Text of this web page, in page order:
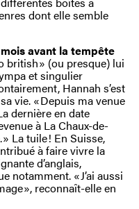
dont elle semble
avant la tempête
british » (ou presque) lui
et singulier
Hannah s’est
vie. « Depuis ma venue
dernière en date
à La Chaux-de-
La tuile ! En Suisse,
à faire vivre la
d’anglais,
notamment. « J’ai aussi
», reconnaît-elle en